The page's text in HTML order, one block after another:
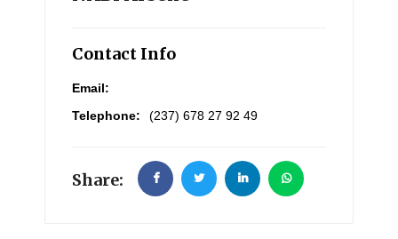
Contact Info
Email:
Telephone:
(237) 678 27 92 49
Share: